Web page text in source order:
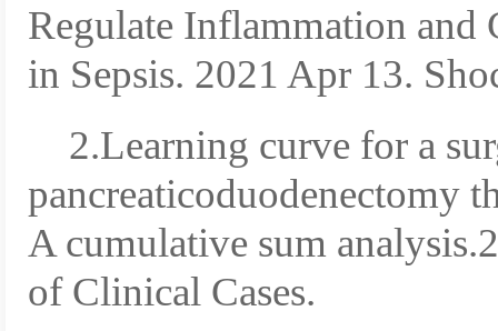
Regulate Inflammation and
in Sepsis. 2021 Apr 13.
2.Learning curve for a
pancreaticoduodenectomy
A cumulative sum
of Clinical Cases.